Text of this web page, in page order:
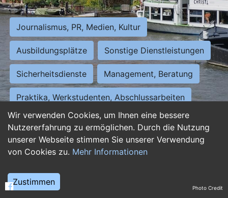
Wir verwenden Cookies, um Ihnen eine bessere
Nutzererfahrung zu ermöglichen. Durch die Nutzung
unserer Webseite stimmen Sie unserer Verwendung
von Cookies zu. Mehr Informationen
Zustimmen
Journalismus, PR, Medien, Kultur
Ausbildungsplätze Sonstige Dienstleistungen
Sicherheitsdienste Management, Beratung
Praktika, Werkstudenten, Abschlussarbeiten
Personalwesen Assistenz, Sekretariat
Hilfskräfte, Aushilfs- und Nebenjobs
Weiterbildung, Studium, duale Ausbildung Photo Credit